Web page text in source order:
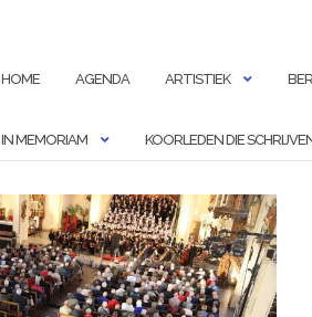
HOME AGENDA ARTISTIEK
IN MEMORIAM KOORLEDEN DIE